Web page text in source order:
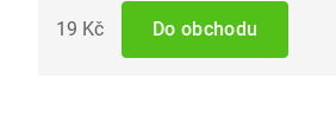
19 Kč Do obchodu